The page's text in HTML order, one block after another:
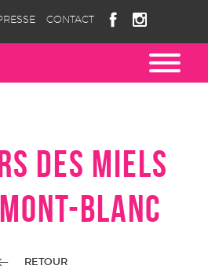
CONTACT
DES MIELS
BLANC
RETOUR